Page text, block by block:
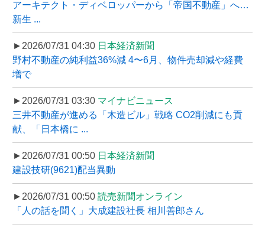
アーキテクト・ディベロッパーから「帝国不動産」へ…
新生 ...
►2026/07/31 04:30 日本経済新聞
野村不動産の純利益36%減 4〜6月、物件売却減や経費
増で
►2026/07/31 03:30 マイナビニュース
三井不動産が進める「木造ビル」戦略 CO2削減にも貢
献、「日本橋に ...
►2026/07/31 00:50 日本経済新聞
建設技研(9621)配当異動
►2026/07/31 00:50 読売新聞オンライン
「人の話を聞く」大成建設社長 相川善郎さん